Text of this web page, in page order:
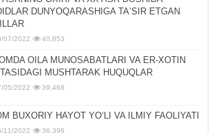
DUNYOQARASHIGA TAʼSIR ETGAN
07/2022 40,853
OILA MUNOSABATLARI VA ER-XOTIN
MUSHTARAK HUQUQLAR
05/2022 39,468
BUXORIY HAYOT YOʻLI VA ILMIY FAOLIYATI
11/2022 36,396